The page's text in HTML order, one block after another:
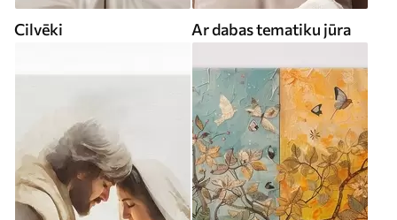
Cilvēki Ar dabas tematiku jūra